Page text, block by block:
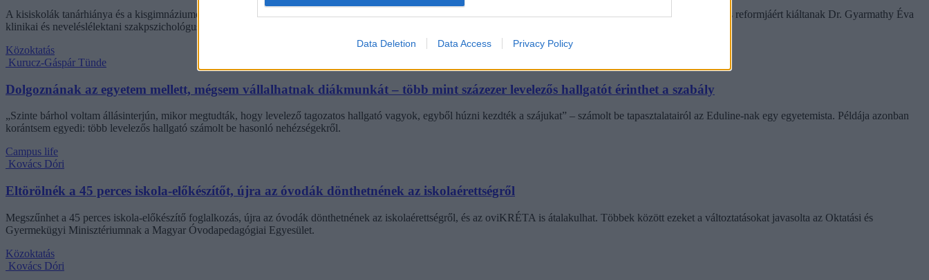
Data Deletion Data Access Privacy Policy
A kisiskolák tanárhiánya és a kisgimnáziumok elitképzővé válása nem elszigetelt hibák, hanem a jelenlegi oktatási szerkezet „erővonalai”, amelyek a rendszer gyökeres reformjáért kiáltanak Dr. Gyarmathy Éva
klinikai és neveléslélektani szakpszichológus, egyetemi tanár szerint.
Közoktatás
Kurucz-Gáspár Tünde
Dolgoznának az egyetem mellett, mégsem vállalhatnak diákmunkát – több mint százezer levelezős hallgatót érinthet a szabály
„Szinte bárhol voltam állásinterjún, mikor megtudták, hogy levelező tagozatos hallgató vagyok, egyből húzni kezdték a szájukat” – számolt be tapasztalatairól az Eduline-nak egy egyetemista. Példája azonban
korántsem egyedi: több levelezős hallgató számolt be hasonló nehézségekről.
Campus life
Kovács Dóri
Eltörölnék a 45 perces iskola-előkészítőt, újra az óvodák dönthetnének az iskolaérettségről
Megszűnhet a 45 perces iskola-előkészítő foglalkozás, újra az óvodák dönthetnének az iskolaérettségről, és az oviKRÉTA is átalakulhat. Többek között ezeket a változtatásokat javasolta az Oktatási és
Gyermekügyi Minisztériumnak a Magyar Óvodapedagógiai Egyesület.
Közoktatás
Kovács Dóri